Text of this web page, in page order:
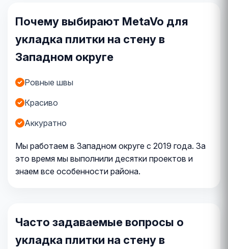
Почему выбирают MetaVo для
укладка плитки на стену в
Западном округе
Ровные швы
Красиво
Аккуратно
Мы работаем в Западном округе с 2019 года. За
это время мы выполнили десятки проектов и
знаем все особенности района.
Часто задаваемые вопросы о
укладка плитки на стену в